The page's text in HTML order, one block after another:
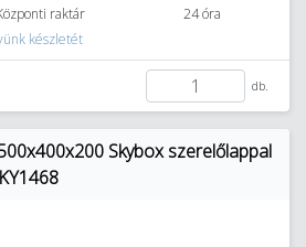
raktár
24 óra
készletét
db.
Skybox szerelőlappal